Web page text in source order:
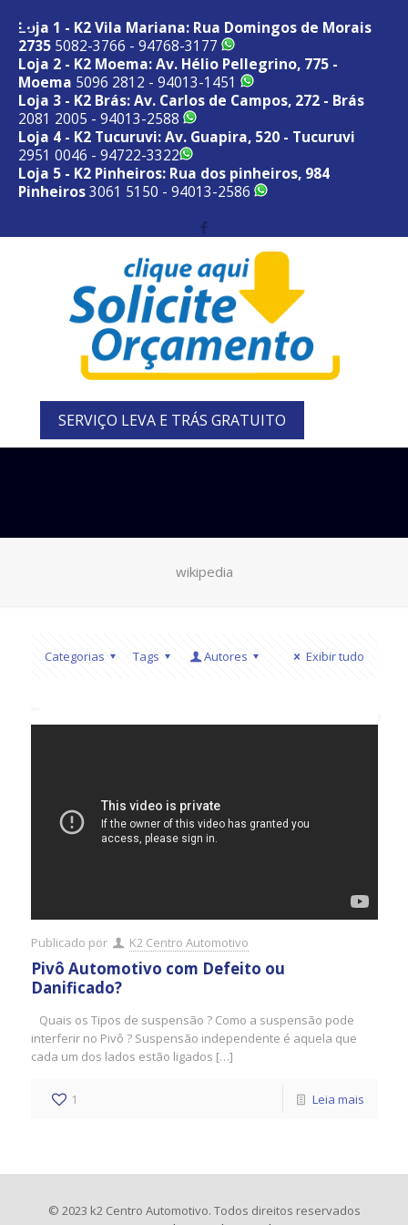
Loja 1 - K2 Vila Mariana: Rua Domingos de Morais
2735 5082-3766 - 94768-3177
Loja 2 - K2 Moema: Av. Hélio Pellegrino, 775 -
Moema 5096 2812 - 94013-1451
Loja 3 - K2 Brás: Av. Carlos de Campos, 272 - Brás
2081 2005 - 94013-2588
Loja 4 - K2 Tucuruvi: Av. Guapira, 520 - Tucuruvi
2951 0046 - 94722-3322
Loja 5 - K2 Pinheiros: Rua dos pinheiros, 984
Pinheiros3061 5150 - 94013-2586
SERVIÇO LEVA E TRÁS GRATUITO
wikipedia
Categorias Tags Autores Exibir tudo
Publicado por K2 Centro Automotivo
Pivô Automotivo com Defeito ou
Danificado?
Quais os Tipos de suspensão ? Como a suspensão pode
interferir no Pivô ? Suspensão independente é aquela que
cada um dos lados estão ligados […]
1 Leia mais
© 2023 k2 Centro Automotivo. Todos direitos reservados